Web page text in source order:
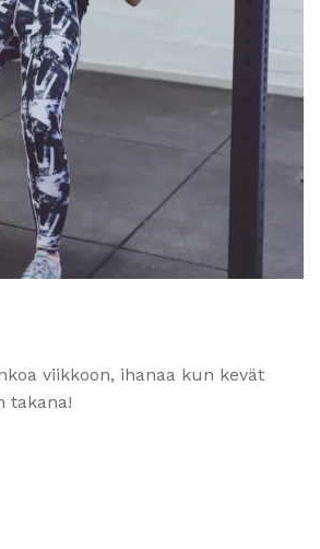
viikkoon, ihanaa kun kevät
takana!